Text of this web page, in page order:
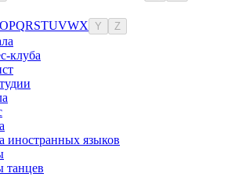
OPQRSTUVWX Y Z
клуба
иностранных языков
танцев